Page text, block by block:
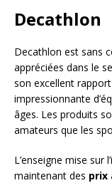
Decathlon
Decathlon est sans
appréciées dans le
son excellent
impressionnante
âges. Les produits
amateurs que les
L’enseigne mise sur
maintenant des prix